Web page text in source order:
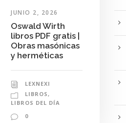
JUNIO 2, 2026
Oswald Wirth
libros PDF gratis |
Obras masónicas
y herméticas
LEXNEXI
LIBROS,
LIBROS DEL DÍA
0